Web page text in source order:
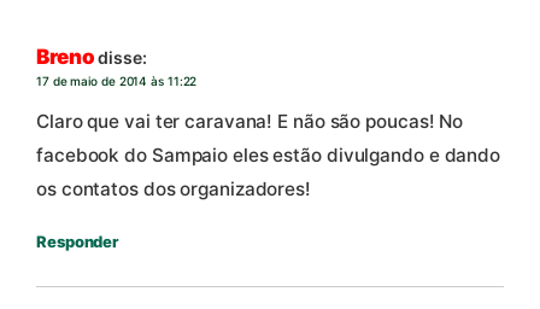
Breno disse:
17 de maio de 2014 às 11:22
Claro que vai ter caravana! E não são poucas! No
facebook do Sampaio eles estão divulgando e dando
os contatos dos organizadores!
Responder